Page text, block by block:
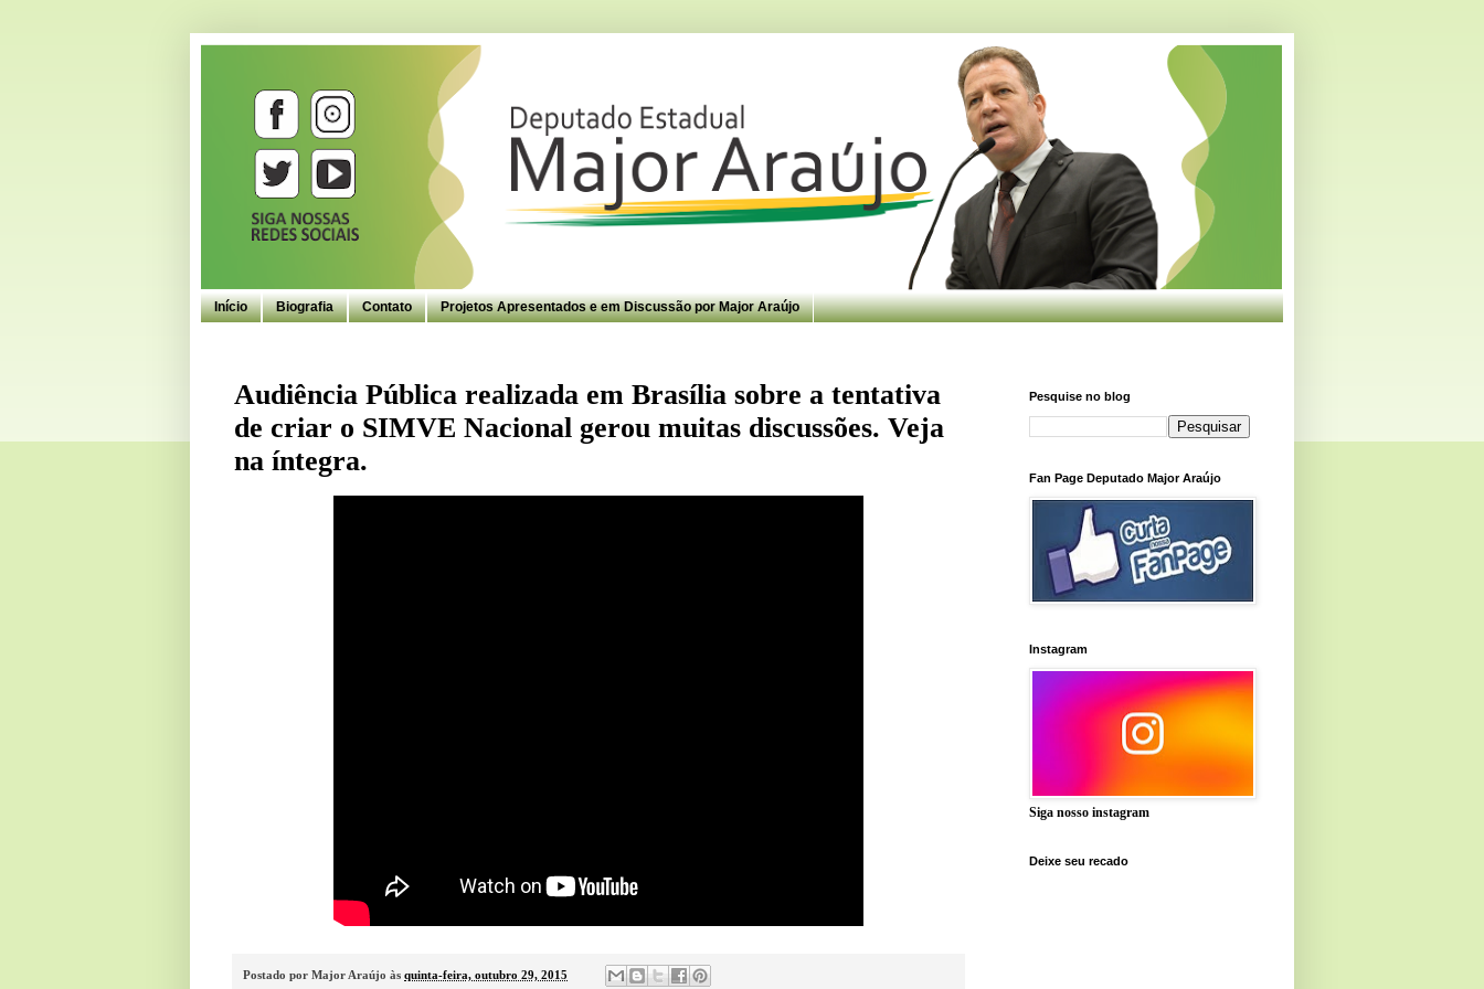
Início Biografia Contato Projetos Apresentados e em Discussão por Major Araújo
Audiência Pública realizada em Brasília sobre a tentativa
de criar o SIMVE Nacional gerou muitas discussões. Veja
na íntegra.
Postado por Major Araújo às quinta-feira, outubro 29, 2015
Pesquise no blog
Fan Page Deputado Major Araújo
Instagram
Siga nosso instagram
Deixe seu recado